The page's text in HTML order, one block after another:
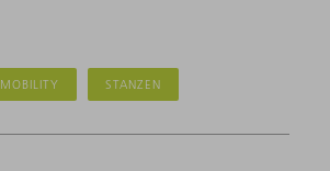
MOBILITY STANZEN